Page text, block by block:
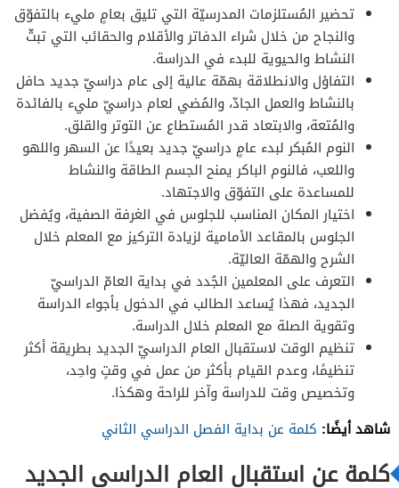
تحضير المُستلزمات المدرسيّة التي تليق بعامٍ مليء بالتفوّق
والنجاح من خلال شراء الدفاتر والأقلام والحقائب التي تبثّ
النشاط والحيوية للبدء في الدراسة.
التفاؤل والانطلاقة بهمّة عالية إلى عام دراسيّ جديد حافل
بالنشاط والعمل الجادّ، والمُضي لعام دراسيّ مليء بالفائدة
والمُتعة، والابتعاد قدر المُستطاع عن التوتر والقلق.
النوم المُبكر لبدء عامٍ دراسيّ جديد بعيدًا عن السهر واللهو
واللعب، فالنوم الباكر يمنح الجسم الطاقة والنشاط
للمساعدة على التفوّق والاجتهاد.
اختيار المكان المناسب للجلوس في الغرفة الصفية، ويُفضل
الجلوس بالمقاعد الأمامية لزيادة التركيز مع المعلم خلال
الشرح والهمّة العاليّة.
التعرف على المعلمين الجُدد في بداية العامّ الدراسيّ
الجديد، فهذا يُساعد الطالب في الدخول بأجواء الدراسة
وتقوية الصلة مع المعلم خلال الدراسة.
تنظيم الوقت لاستقبال العام الدراسيّ الجديد بطريقة أكثر
تنظيمًا، وعدم القيام بأكثر من عمل في وقتٍ واحِد،
وتخصيص وقت للدراسة وآخر للراحة وهكذا.
شاهد أيضًا: كلمة عن بداية الفصل الدراسي الثاني
كلمة عن استقبال العام الدراسي الجديد